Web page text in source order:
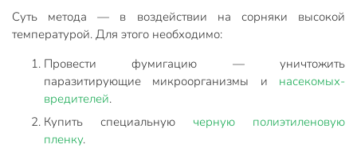
Суть метода — в воздействии на сорняки высокой
температурой. Для этого необходимо:
Провести фумигацию — уничтожить
паразитирующие микроорганизмы и насекомых-
вредителей.
Купить специальную черную полиэтиленовую
пленку.